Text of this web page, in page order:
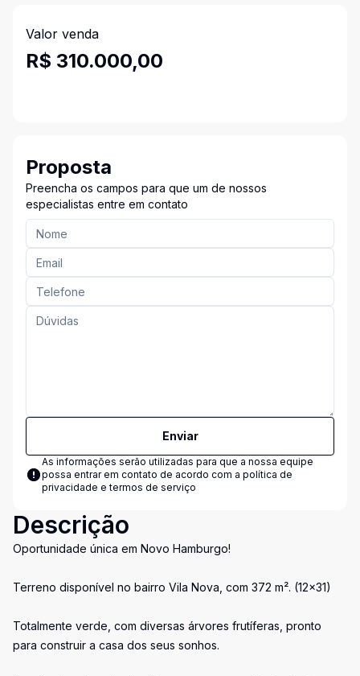
Valor venda
R$ 310.000,00
Proposta
Preencha os campos para que um de nossos
especialistas entre em contato
Enviar
As informações serão utilizadas para que a nossa equipe
possa entrar em contato de acordo com a política de
privacidade e termos de serviço
Descrição
Oportunidade única em Novo Hamburgo!
Terreno disponível no bairro Vila Nova, com 372 m². (12x31)
Totalmente verde, com diversas árvores frutíferas, pronto
para construir a casa dos seus sonhos.